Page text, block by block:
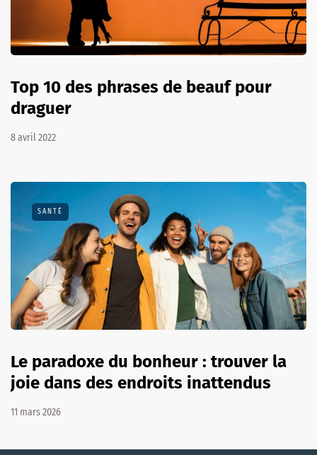
Top 10 des phrases de beauf pour
draguer
8 avril 2022
SANTÉ
Le paradoxe du bonheur : trouver la
joie dans des endroits inattendus
11 mars 2026